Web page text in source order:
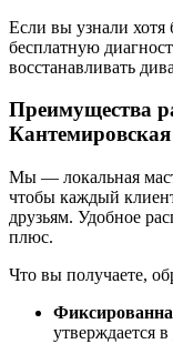
Если вы узнали
бесплатную
восстанавливать
Преимущества
Кантемировская
Мы — локальная
чтобы каждый
друзьям. Удобное
плюс.
Что вы получаете,
утверждается